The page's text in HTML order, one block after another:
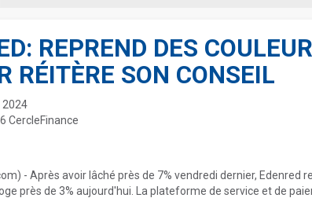
REPREND DES
RÉITÈRE SON CONSEIL
2024
CercleFinance
- Après avoir lâché près de 7% vendredi dernier, Edenred
près de 3% aujourd'hui. La plateforme de service et de